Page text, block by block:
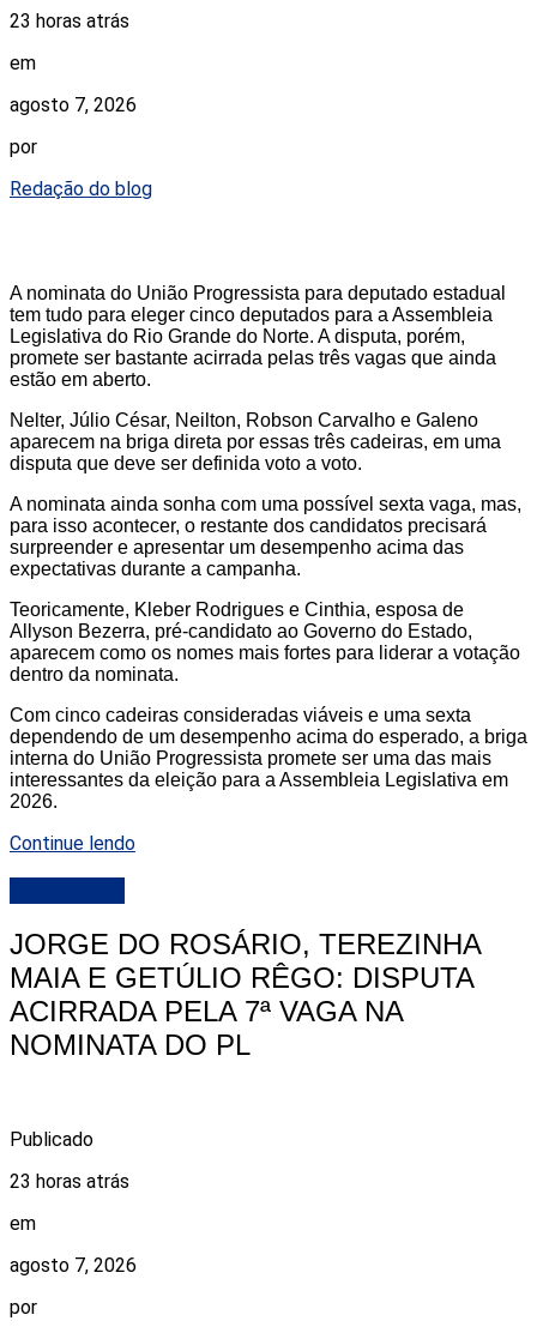
23 horas atrás
em
agosto 7, 2026
por
Redação do blog
A nominata do União Progressista para deputado estadual
tem tudo para eleger cinco deputados para a Assembleia
Legislativa do Rio Grande do Norte. A disputa, porém,
promete ser bastante acirrada pelas três vagas que ainda
estão em aberto.
Nelter, Júlio César, Neilton, Robson Carvalho e Galeno
aparecem na briga direta por essas três cadeiras, em uma
disputa que deve ser definida voto a voto.
A nominata ainda sonha com uma possível sexta vaga, mas,
para isso acontecer, o restante dos candidatos precisará
surpreender e apresentar um desempenho acima das
expectativas durante a campanha.
Teoricamente, Kleber Rodrigues e Cinthia, esposa de
Allyson Bezerra, pré-candidato ao Governo do Estado,
aparecem como os nomes mais fortes para liderar a votação
dentro da nominata.
Com cinco cadeiras consideradas viáveis e uma sexta
dependendo de um desempenho acima do esperado, a briga
interna do União Progressista promete ser uma das mais
interessantes da eleição para a Assembleia Legislativa em
2026.
Continue lendo
JORGE DO ROSÁRIO, TEREZINHA
MAIA E GETÚLIO RÊGO: DISPUTA
ACIRRADA PELA 7ª VAGA NA
NOMINATA DO PL
Publicado
23 horas atrás
em
agosto 7, 2026
por